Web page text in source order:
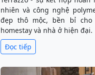
nhiên và công nghệ
đẹp thô mộc, bền bỉ cho
homestay và nhà ở hiện đại.
Đọc tiếp